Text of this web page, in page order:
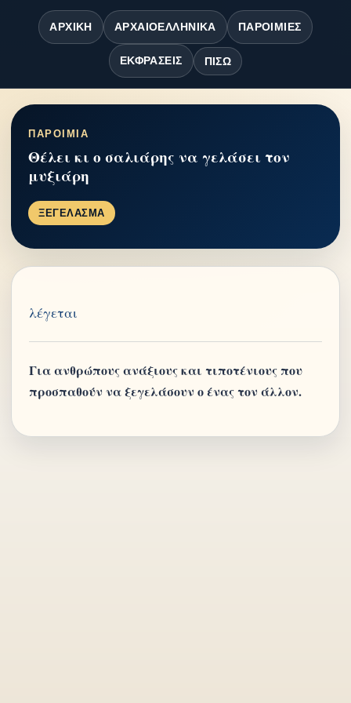
ΑΡΧΙΚΉ ΑΡΧΑΙΟΕΛΛΗΝΙΚΆ ΠΑΡΟΙΜΊΕΣ
ΕΚΦΡΆΣΕΙΣ ΠΊΣΩ
ΠΑΡΟΙΜΙΑ
Θέλει κι ο σαλιάρης να γελάσει τον
μυξιάρη
ΞΕΓΕΛΑΣΜΑ
λέγεται
Για ανθρώπους ανάξιους και τιποτένιους που
προσπαθούν να ξεγελάσουν ο ένας τον άλλον.